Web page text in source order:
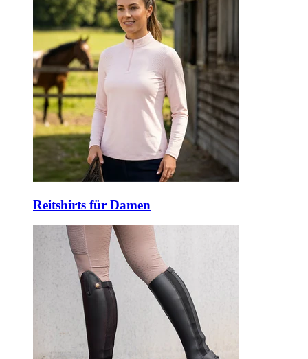
Reitshirts für Damen